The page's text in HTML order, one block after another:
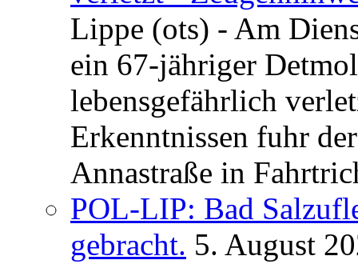
Lippe (ots) - Am
ein 67-jähriger
lebensgefährlich
Erkenntnissen fuhr
Annastraße in
POL-LIP: Bad
gebracht. 5. August